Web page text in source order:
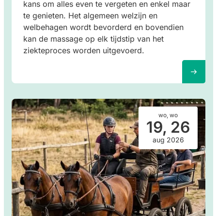
kans om alles even te vergeten en enkel maar
te genieten. Het algemeen welzijn en
welbehagen wordt bevorderd en bovendien
kan de massage op elk tijdstip van het
ziekteproces worden uitgevoerd.
wo, wo
19, 26
aug 2026